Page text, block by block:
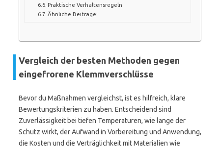
Praktische Verhaltensregeln
Ähnliche Beiträge:
Vergleich der besten Methoden gegen
eingefrorene Klemmverschlüsse
Bevor du Maßnahmen vergleichst, ist es hilfreich, klare
Bewertungskriterien zu haben. Entscheidend sind
Zuverlässigkeit bei tiefen Temperaturen, wie lange der
Schutz wirkt, der Aufwand in Vorbereitung und Anwendung,
die Kosten und die Verträglichkeit mit Materialien wie